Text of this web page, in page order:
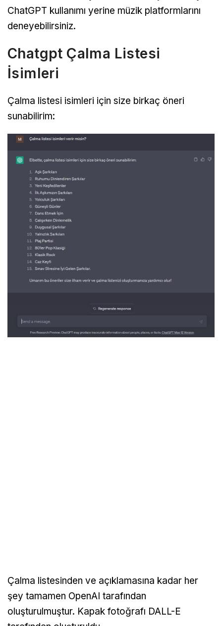
ChatGPT kullanımı yerine müzik platformlarını
deneyebilirsiniz.
Chatgpt Çalma Listesi
İsimleri
Çalma listesi isimleri için size birkaç öneri
sunabilirim:
Çalma listesinden ve açıklamasına kadar her
şey tamamen OpenAI tarafından
oluşturulmuştur. Kapak fotoğrafı DALL-E